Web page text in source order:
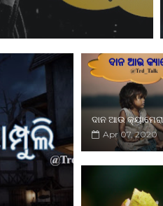
Read More
ଦାନ ଆଉ କ୍ୟାମେରା
Apr 07, 2020